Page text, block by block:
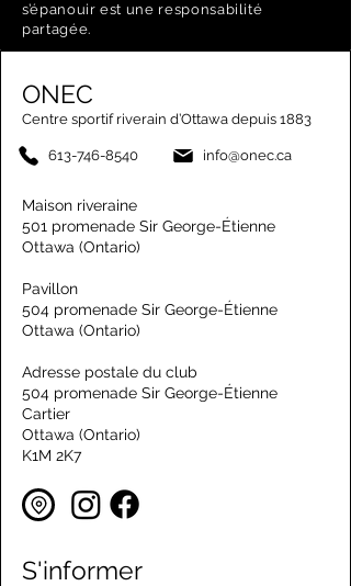
s’épanouir est une responsabilité
partagée.
ONEC
Centre sportif riverain d’Ottawa depuis 1883
613-746-8540 info@onec.ca
Maison riveraine
501 promenade Sir George-Étienne
Ottawa (Ontario)
Pavillon
504 promenade Sir George-Étienne
Ottawa (Ontario)
Adresse postale du club
504 promenade Sir George-Étienne
Cartier
Ottawa (Ontario)
K1M 2K7
S'informer